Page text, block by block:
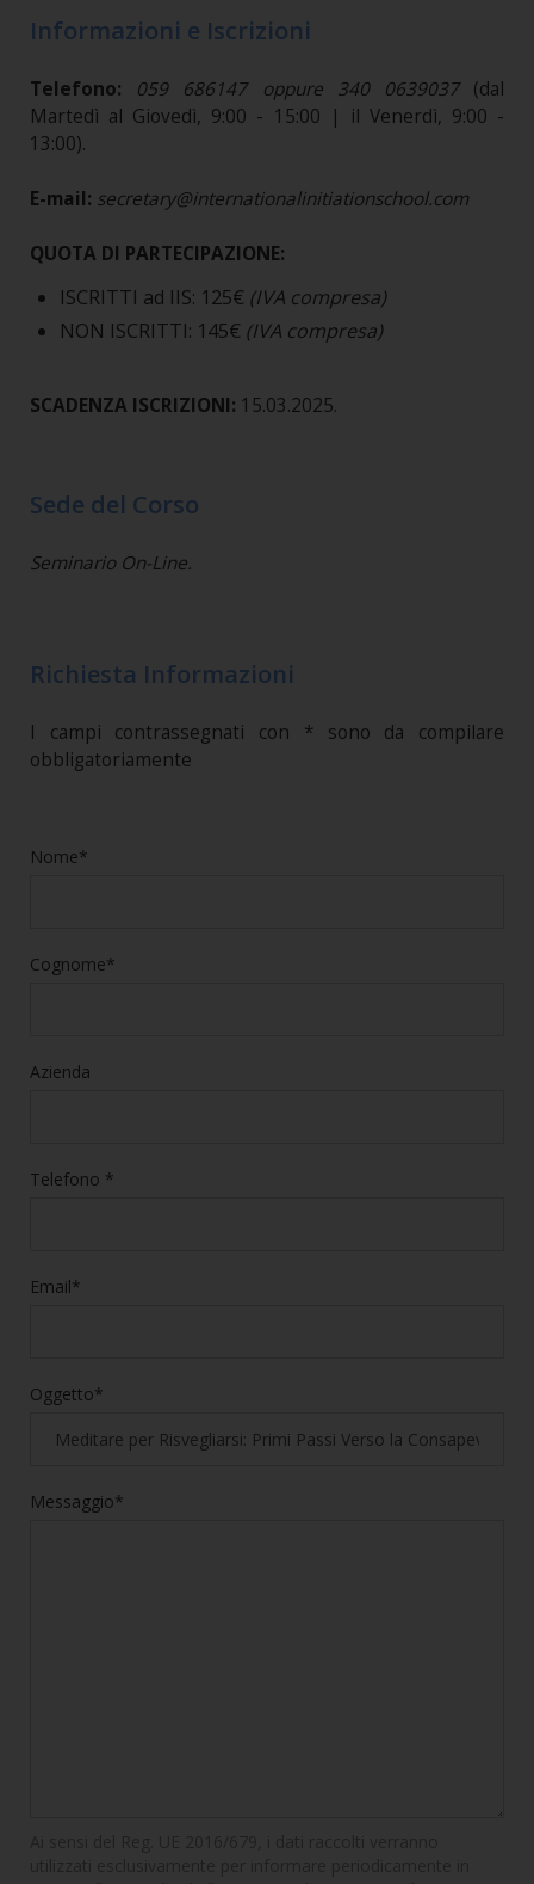
Informazioni e Iscrizioni
Telefono: 059 686147 oppure 340 0639037 (dal
Martedì al Giovedì, 9:00 - 15:00 | il Venerdì, 9:00 -
13:00).
E-mail: secretary@internationalinitiationschool.com
QUOTA DI PARTECIPAZIONE:
ISCRITTI ad IIS: 125€ (IVA compresa)
NON ISCRITTI: 145€ (IVA compresa)
SCADENZA ISCRIZIONI: 15.03.2025.
Sede del Corso
Seminario On-Line.
Richiesta Informazioni
I campi contrassegnati con * sono da compilare
obbligatoriamente
Nome*
Cognome*
Azienda
Telefono *
Email*
Oggetto*
Messaggio*